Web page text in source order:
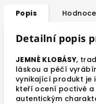
Popis
Detailní popis
JEMNÉ KLOBÁSY,
láskou a péčí
vynikající produkt je
kteří ocení poctivé a
autentickým